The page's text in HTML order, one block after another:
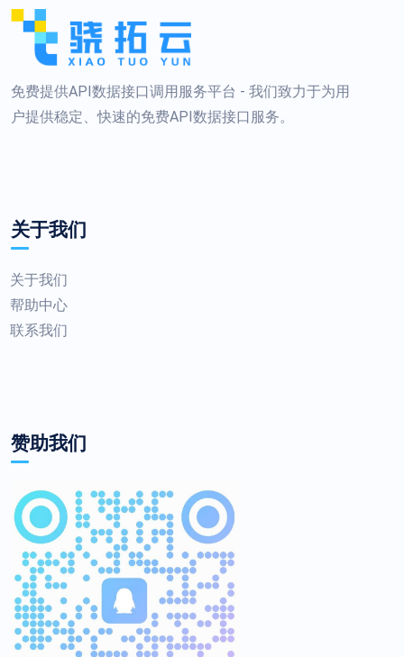
免费提供API数据接口调用服务平台 - 我们致力于为用
户提供稳定、快速的免费API数据接口服务。
关于我们
关于我们
帮助中心
联系我们
赞助我们